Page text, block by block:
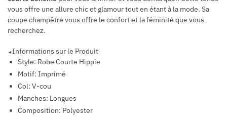
vous offre une allure chic et glamour tout en étant à la mode. Sa
coupe champêtre vous offre le confort et la féminité que vous
recherchez.
◄Informations sur le Produit
Style: Robe Courte Hippie
Motif: Imprimé
Col: V-cou
Manches: Longues
Composition: Polyester